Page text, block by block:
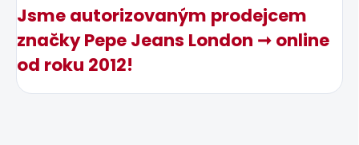
Jsme autorizovaným prodejcem
značky Pepe Jeans London ➞ online
od roku 2012!